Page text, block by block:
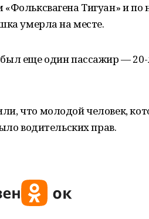
«Фольксвагена Тигуан» и
умерла на месте.
еще один пассажир —
что молодой человек,
водительских прав.